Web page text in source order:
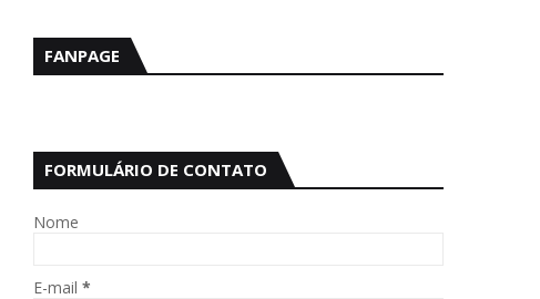
FANPAGE
FORMULÁRIO DE CONTATO
Nome
E-mail *